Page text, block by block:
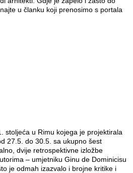
u članku koji prenosimo s portala
stoljeća u Rimu kojega je projektirala
27.5. do 30.5. sa ukupno šest
dvije retrospektivne izložbe
– umjetniku Ginu de Dominicisu
je odmah izazvalo i brojne kritike i